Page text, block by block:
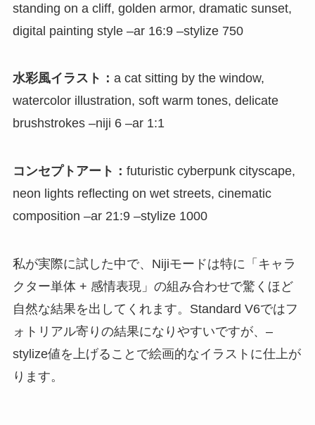
standing on a cliff, golden armor, dramatic sunset,
digital painting style –ar 16:9 –stylize 750
水彩風イラスト： a cat sitting by the window,
watercolor illustration, soft warm tones, delicate
brushstrokes –niji 6 –ar 1:1
コンセプトアート： futuristic cyberpunk cityscape,
neon lights reflecting on wet streets, cinematic
composition –ar 21:9 –stylize 1000
私が実際に試した中で、Nijiモードは特に「キャラ
クター単体 + 感情表現」の組み合わせで驚くほど
自然な結果を出してくれます。Standard V6ではフ
ォトリアル寄りの結果になりやすいですが、–
stylize値を上げることで絵画的なイラストに仕上が
ります。